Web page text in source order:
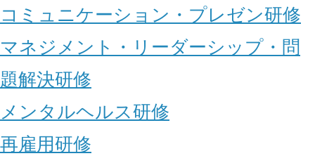
コミュニケーション・プレゼン研修
マネジメント・リーダーシップ・問
題解決研修
メンタルヘルス研修
再雇用研修